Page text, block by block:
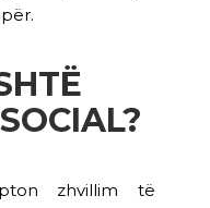
zhvillim të